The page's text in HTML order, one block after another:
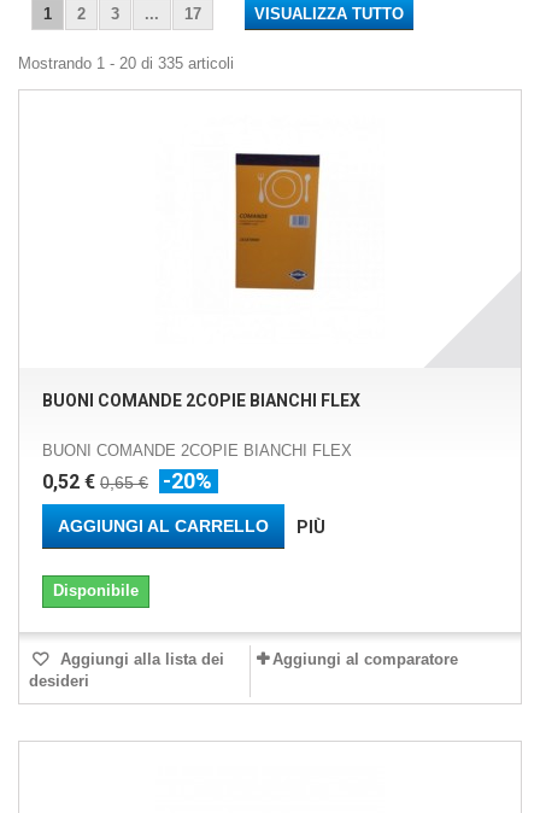
VISUALIZZA TUTTO
1 2 3 ... 17
Mostrando 1 - 20 di 335 articoli
BUONI COMANDE 2COPIE BIANCHI FLEX
BUONI COMANDE 2COPIE BIANCHI FLEX
0,52 € 0,65 € -20%
AGGIUNGI AL CARRELLO PIÙ
Disponibile
Aggiungi alla lista dei
desideri
Aggiungi al comparatore